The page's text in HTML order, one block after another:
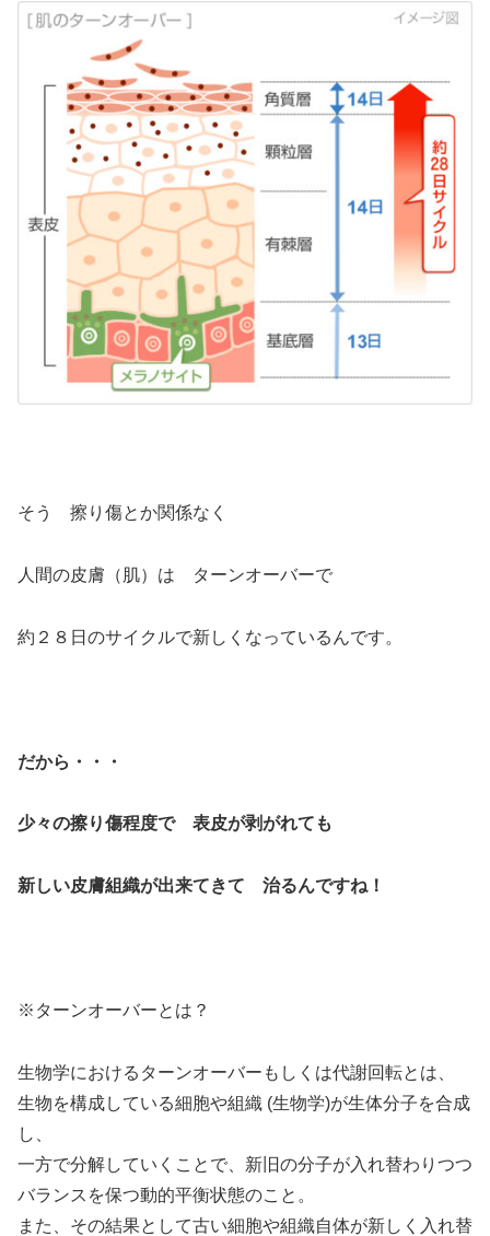
そう 擦り傷とか関係なく
人間の皮膚（肌）は ターンオーバーで
約２８日のサイクルで新しくなっているんです。
だから・・・
少々の擦り傷程度で 表皮が剥がれても
新しい皮膚組織が出来てきて 治るんですね！
※ターンオーバーとは？
生物学におけるターンオーバーもしくは代謝回転とは、
生物を構成している細胞や組織 (生物学)が生体分子を合成
し、
一方で分解していくことで、新旧の分子が入れ替わりつつ
バランスを保つ動的平衡状態のこと。
また、その結果として古い細胞や組織自体が新しく入れ替